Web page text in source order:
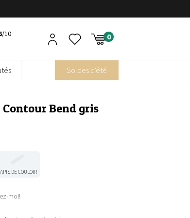
/10
Soldes d'été
Contour Bend gris
DE COULOIR
moi!